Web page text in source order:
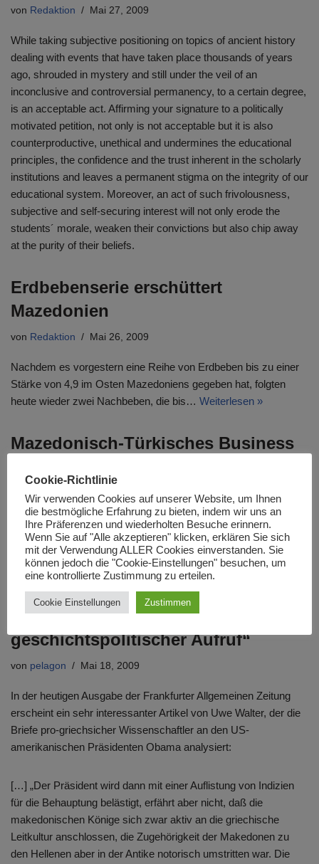
von Redaktion Mai 27, 2009
While taking subjective positioning on topics of ancient history
dealing with events that have taken place thousands of years
ago, shrouded in mystery and still under the veil of an
inconclusive and controversial permanency, to a certain degree,
is an acceptable act. Affirming your signature to a politically
motivated petition, not only is not acceptable but it is also
counterproductive, unethical and undermines the educational
principles, the confidence and the trust inherent in the scholarly
institutions and leaves a permanent stigma on the integrity of our
educational system. Moreover, an act of such frivolousness,
subjective and self-securing interest will not only erode the
students´ morale, weaken their convictions but also chip away
at the purity of their beliefs.
Erdbebenserie erschüttert
Mazedonien
von Redaktion Mai 26, 2009
Nachdem es vorgestern eine Reihe von Erdbeben bis zu einer
Stärke von 4,9 im Osten Mazedoniens gegeben hat, folgten
heute wieder zwei Nachbeben, die bis… Weiterlesen »
Mazedonisch-Türkisches Business
vonRedaktion Mai 26, 2009
Im mazedonischen Ohrid findet am 26. Mai 2009 das
Mazedonisch-Türkische Business Forum statt, welches von der
mazedonischen Regierung organisiert ist. Der Direktor der
mazedonischen Agentur…Weiterlesen »
Aus der FAZ: „Ein peinlicher
geschichtspolitischer Aufruf“
von pelagon Mai 18, 2009
In der heutigen Ausgabe der Frankfurter Allgemeinen Zeitung
erscheint ein sehr interessanter Artikel von Uwe Walter, der die
Briefe pro-griechsicher Wissenschaftler an den US-
amerikanischen Präsidenten Obama analysiert:
[…] „Der Präsident wird dann mit einer Auflistung von Indizien
für die Behauptung belästigt, erfährt aber nicht, daß die
makedonischen Könige sich zwar aktiv an die griechische
Leitkultur anschlossen, die Zugehörigkeit der Makedonen zu
den Hellenen aber in der Antike notorisch umstritten war. Die
Cookie-Richtlinie
Wir verwenden Cookies auf unserer Website, um Ihnen
die bestmögliche Erfahrung zu bieten, indem wir uns an
Ihre Präferenzen und wiederholten Besuche erinnern.
Wenn Sie auf "Alle akzeptieren" klicken, erklären Sie sich
mit der Verwendung ALLER Cookies einverstanden. Sie
können jedoch die "Cookie-Einstellungen" besuchen, um
eine kontrollierte Zustimmung zu erteilen.
Cookie Einstellungen Zustimmen